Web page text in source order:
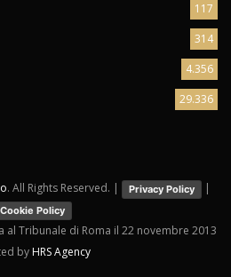
117
314
4.356
29.336
. All Rights Reserved. | Privacy Policy |
Cookie Policy
al Tribunale di Roma il 22 novembre 2013
by HRS Agency